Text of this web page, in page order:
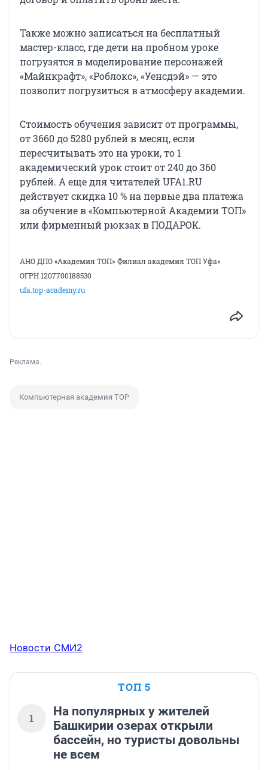
Также можно записаться на бесплатный
мастер-класс, где дети на пробном уроке
погрузятся в моделирование персонажей
«Майнкрафт», «Роблокс», «Уенсдэй» — это
позволит погрузиться в атмосферу академии.
Стоимость обучения зависит от программы,
от 3660 до 5280 рублей в месяц, если
пересчитывать это на уроки, то 1
академический урок стоит от 240 до 360
рублей. А еще для читателей UFA1.RU
действует скидка 10 % на первые два платежа
за обучение в «Компьютерной Академии ТОП»
или фирменный рюкзак в ПОДАРОК.
АНО ДПО «Академия ТОП» Филиал академия ТОП Уфа»
ОГРН 1207700188530
ufa.top-academy.ru
Реклама.
Компьютерная академия ТОР
Новости СМИ2
ТОП 5
1
На популярных у жителей
Башкирии озерах открыли
бассейн, но туристы довольны
не всем